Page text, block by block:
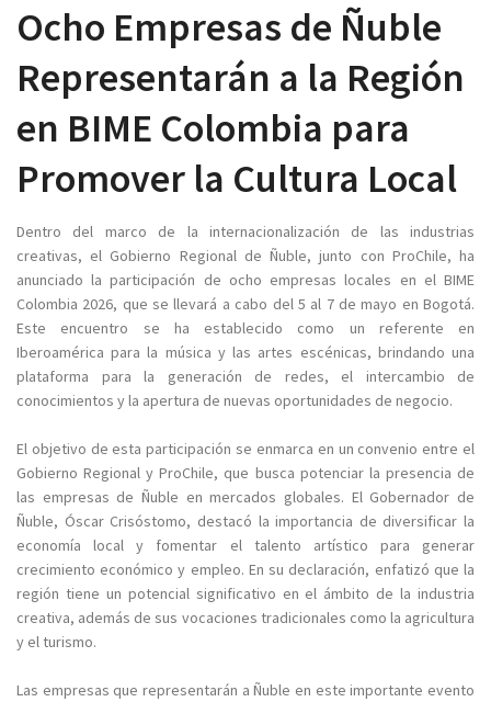
Ocho Empresas de Ñuble
Representarán a la Región
en BIME Colombia para
Promover la Cultura Local
Dentro del marco de la internacionalización de las industrias
creativas, el Gobierno Regional de Ñuble, junto con ProChile, ha
anunciado la participación de ocho empresas locales en el BIME
Colombia 2026, que se llevará a cabo del 5 al 7 de mayo en Bogotá.
Este encuentro se ha establecido como un referente en
Iberoamérica para la música y las artes escénicas, brindando una
plataforma para la generación de redes, el intercambio de
conocimientos y la apertura de nuevas oportunidades de negocio.
El objetivo de esta participación se enmarca en un convenio entre el
Gobierno Regional y ProChile, que busca potenciar la presencia de
las empresas de Ñuble en mercados globales. El Gobernador de
Ñuble, Óscar Crisóstomo, destacó la importancia de diversificar la
economía local y fomentar el talento artístico para generar
crecimiento económico y empleo. En su declaración, enfatizó que la
región tiene un potencial significativo en el ámbito de la industria
creativa, además de sus vocaciones tradicionales como la agricultura
y el turismo.
Las empresas que representarán a Ñuble en este importante evento